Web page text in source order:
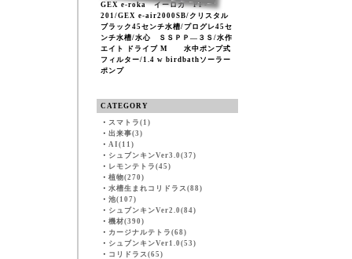
GEX e-roka イーロカ PF-
201/GEX e-air2000SB/クリスタル
ブラック45センチ水槽/プログレ45セ
ンチ水槽/水心 ＳＳＰＰ―３Ｓ/水作
エイト ドライブ M 水中ポンプ式
フィルター/1.4 w birdbathソーラー
ポンプ
CATEGORY
・ スマトラ(1)
・ 出来事(3)
・ AI(11)
・ シュブンキンVer3.0(37)
・ レモンテトラ(45)
・ 植物(270)
・ 水槽生まれコリドラス(88)
・ 池(107)
・ シュブンキンVer2.0(84)
・ 機材(390)
・ カージナルテトラ(68)
・ シュブンキンVer1.0(53)
・ コリドラス(65)